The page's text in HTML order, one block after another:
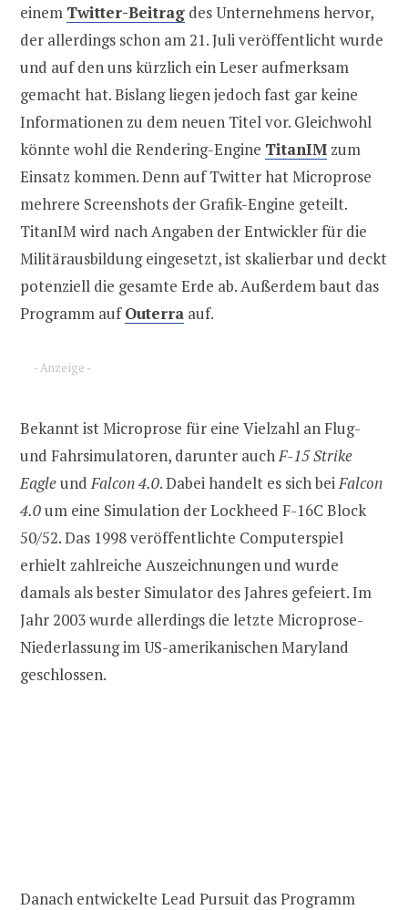
einem Twitter-Beitrag des Unternehmens hervor,
der allerdings schon am 21. Juli veröffentlicht wurde
und auf den uns kürzlich ein Leser aufmerksam
gemacht hat. Bislang liegen jedoch fast gar keine
Informationen zu dem neuen Titel vor. Gleichwohl
könnte wohl die Rendering-Engine TitanIM zum
Einsatz kommen. Denn auf Twitter hat Microprose
mehrere Screenshots der Grafik-Engine geteilt.
TitanIM wird nach Angaben der Entwickler für die
Militärausbildung eingesetzt, ist skalierbar und deckt
potenziell die gesamte Erde ab. Außerdem baut das
Programm aufOuterra auf.
- Anzeige -
Bekannt ist Microprose für eine Vielzahl an Flug-
und Fahrsimulatoren, darunter auchF-15 Strike
EagleundFalcon 4.0. Dabei handelt es sich beiFalcon
4.0um eine Simulation der Lockheed F-16C Block
50/52. Das 1998 veröffentlichte Computerspiel
erhielt zahlreiche Auszeichnungen und wurde
damals als bester Simulator des Jahres gefeiert. Im
Jahr 2003 wurde allerdings die letzte Microprose-
Niederlassung im US-amerikanischen Maryland
geschlossen.
Danach entwickelte Lead Pursuit das Programm